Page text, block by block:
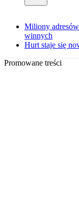
Miliony
winnych
Hurt staje się
Promowane treści